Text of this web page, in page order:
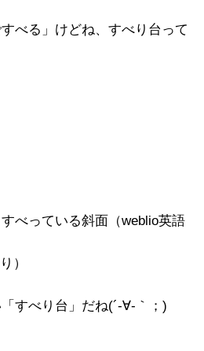
べる」けどね、すべり台って
べっている斜面（weblio英語
）
すべり台」だね(´-∀-｀；)